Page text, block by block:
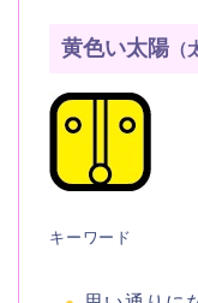
黄色い太陽
キーワード